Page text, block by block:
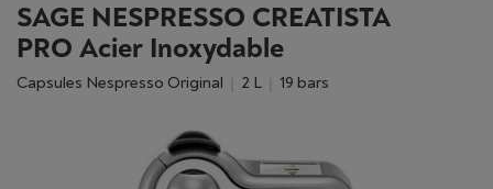
SAGE NESPRESSO CREATISTA
PRO Acier Inoxydable
Capsules Nespresso Original 2 L 19 bars